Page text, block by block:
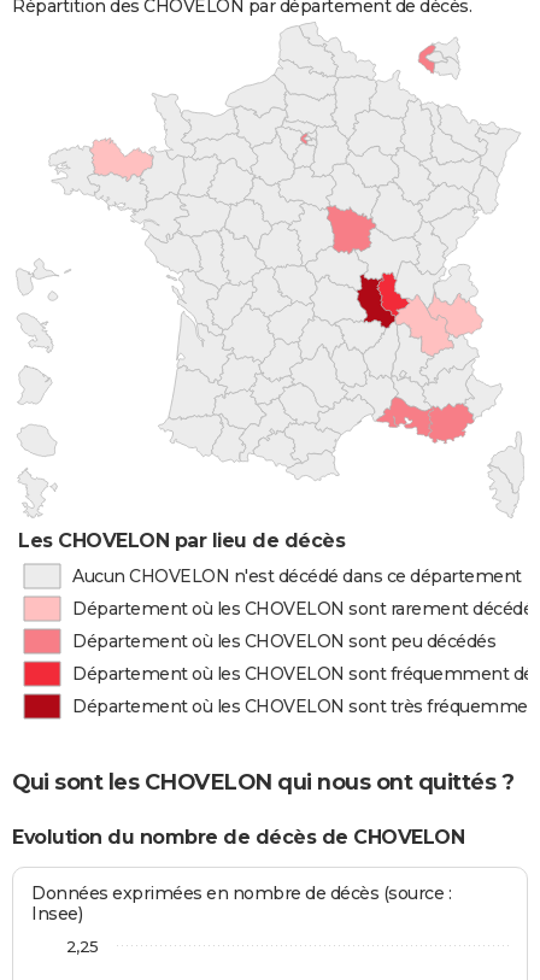
Répartition des CHOVELON par département de décès.
Les CHOVELON par lieu de décès
Aucun CHOVELON n'est décédé dans ce département
Département où les CHOVELON sont rarement
Département où les CHOVELON sont peu décédés
Département où les CHOVELON sont fréquemment
Département où les CHOVELON sont très
Qui sont les CHOVELON qui nous ont quittés ?
Evolution du nombre de décès de CHOVELON
Données exprimées en nombre de décès (source :
Insee)
2,25